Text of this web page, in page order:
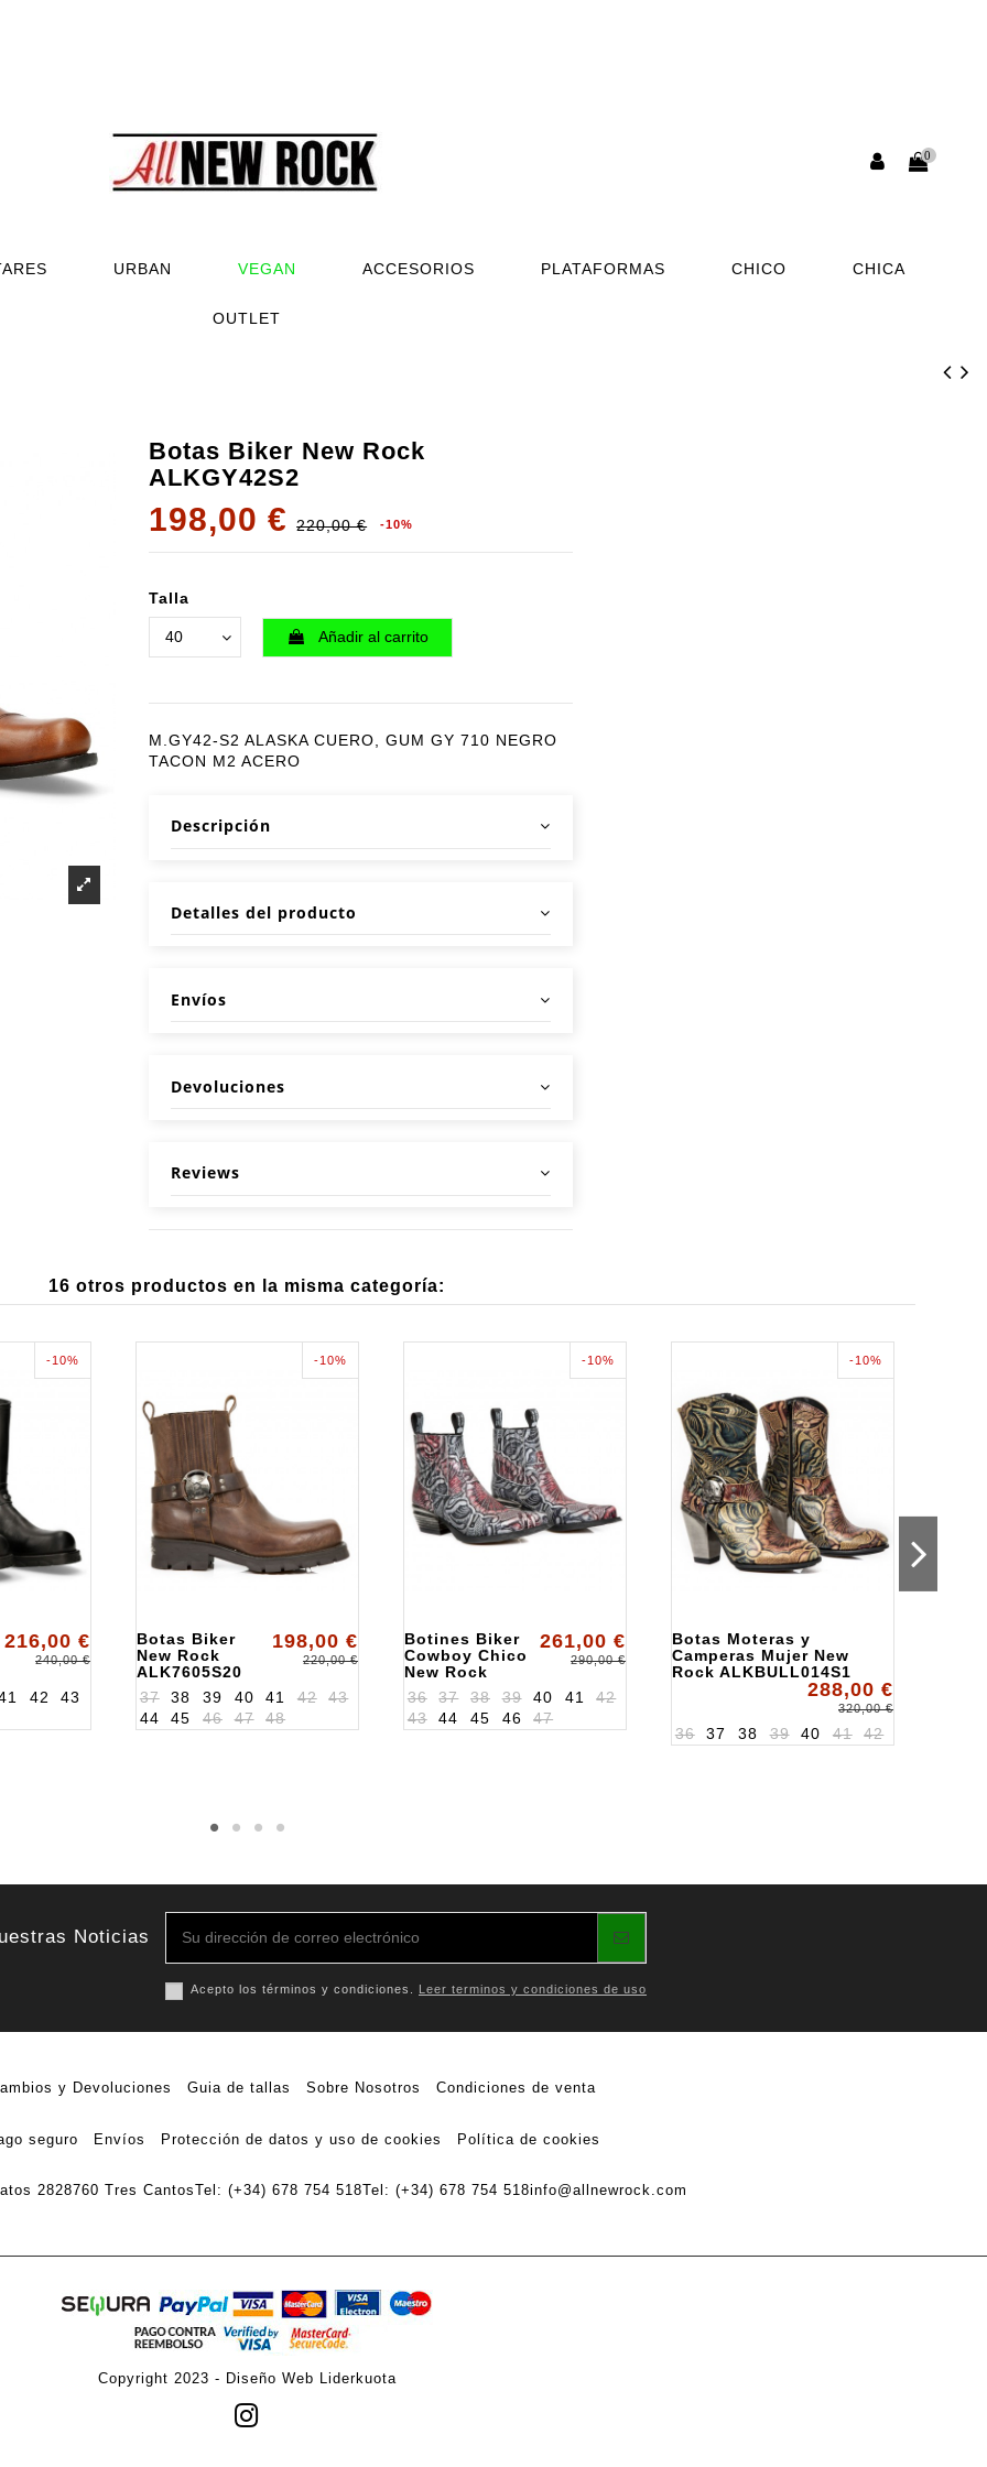
0
URBAN VEGAN ACCESORIOS PLATAFORMAS CHICO CHICA
OUTLET
Botas Biker New Rock
ALKGY42S2
198,00 € 220,00 € -10%
Talla
Añadir al carrito
M.GY42-S2 ALASKA CUERO, GUM GY 710 NEGRO
TACON M2 ACERO
Descripción
Detalles del producto
Envíos
Devoluciones
Reviews
16 otros productos en la misma categoría:
-10%
216,00 €
240,00 €
42 43
-10%
Botas Biker
New Rock
ALK7605S20
198,00 €
220,00 €
37 38 39 40 41 42
43
44
45 46 47 48
-10%
Botines Biker
Cowboy Chico
New Rock
ALK7953S37
261,00 €
290,00 €
36 37 38 39 40 41
42
43
44 45 46 47
-10%
Botas Moteras y
Camperas Mujer New
Rock ALKBULL014S1
288,00 €
320,00 €
36 37 38 39 40 41 42
Noticias
Acepto los términos y condiciones. Leer terminos y condiciones de uso
y Devoluciones Guia de tallas Sobre Nosotros Condiciones de venta
seguro Envíos Protección de datos y uso de cookies Política de cookies
2828760 Tres CantosTel: (+34) 678 754 518Tel: (+34) 678 754 518info@allnewrock.com
Copyright 2023 - Diseño Web Liderkuota